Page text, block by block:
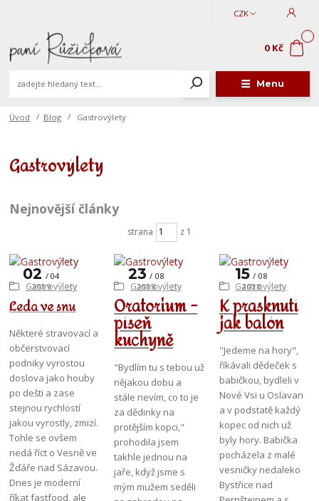
Menu
CZK
0 Kč
Úvod Blog Gastrovýlety
Gastrovýlety
Nejnovější články
strana z 1
Leda ve snu
02
04
2019
Gastrovýlety
Některé stravovací a
občerstvovací
podniky vyrostou
doslova jako houby
po dešti a zase
stejnou rychlostí
jakou vyrostly, zmizí.
Tohle se ovšem
nedá říct o Vesně ve
Žďáře nad Sázavou.
Dnes je moderní
říkat fastfood, ale
Oratorium -
píseň
kuchyně
23
08
2018
Gastrovýlety
"Bydlím tu s tebou už
nějakou dobu a
stále nevím, co to je
za dědinky na
protějším kopci,"
prohodila jsem
takhle jednou na
jaře, když jsme s
mým mužem seděli
K prasknutí
jak balón
15
08
2018
Gastrovýlety
"Jedeme na hory",
říkávali dědeček s
babičkou, bydleli v
Nové Vsi u Oslavan
a v podstatě každý
kopec od nich už
byly hory. Babička
pocházela z malé
vesničky nedaleko
Bystřice nad